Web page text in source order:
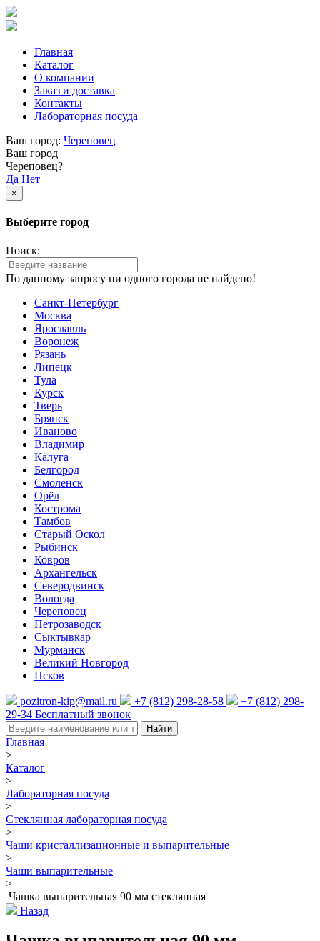
Главная
Каталог
О компании
Заказ и доставка
Контакты
Лабораторная посуда
Ваш город: Череповец
Ваш город
Череповец?
Да Нет
×
Выберите город
Поиск:
По данному запросу ни одного города не найдено!
Санкт-Петербург
Москва
Ярославль
Воронеж
Рязань
Липецк
Тула
Курск
Тверь
Брянск
Иваново
Владимир
Калуга
Белгород
Смоленск
Орёл
Кострома
Тамбов
Старый Оскол
Рыбинск
Ковров
Архангельск
Северодвинск
Вологда
Череповец
Петрозаводск
Сыктывкар
Мурманск
Великий Новгород
Псков
pozitron-kip@mail.ru +7 (812) 298-28-58
+7 (812) 298-
29-34 Бесплатный звонок
Найти
Главная
>
Каталог
>
Лабораторная посуда
>
Стеклянная лабораторная посуда
>
Чаши кристаллизационные и выпарительные
>
Чаши выпарительные
>
Чашка выпарительная 90 мм стеклянная
Назад